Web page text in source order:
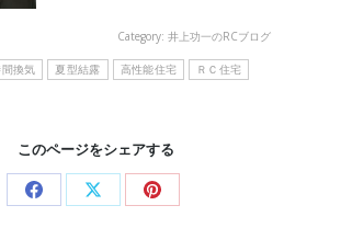
Category: 井上功一のRCブログ
換気 夏型結露 高性能住宅 ＲＣ住宅
このページをシェアする
Share Share Share